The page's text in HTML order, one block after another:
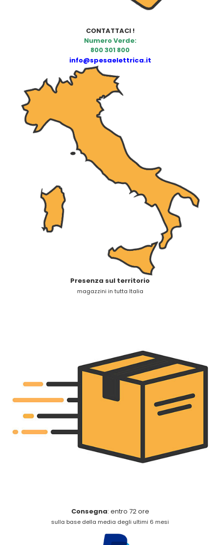
CONTATTACI !
Numero Verde:
800 301 800
info@spesaelettrica.it
Presenza sul territorio
magazzini in tutta Italia
Consegna: entro 72 ore
sulla base della media degli ultimi 6 mesi